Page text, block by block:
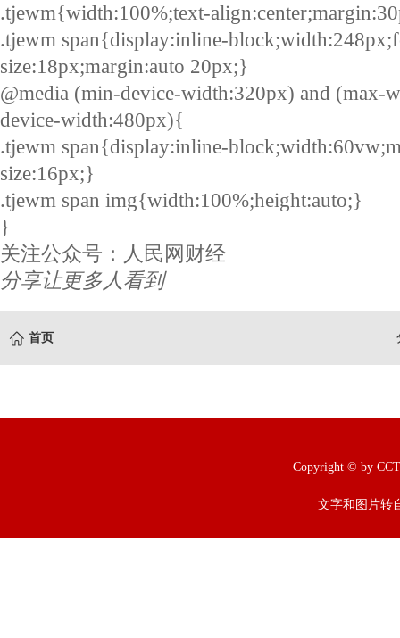
.tjewm{width:100%;text-
.tjewm span{display:inline-
size:18px;margin:auto 20px;}
@media (min-device-width:320px) and (max-
device-width:480px){
.tjewm span{display:inline-
size:16px;}
.tjewm span img{width:100%;height:auto;}
}
关注公众号：人民网财经
分享让更多人看到
首页
Copyright © by
文字和图片转